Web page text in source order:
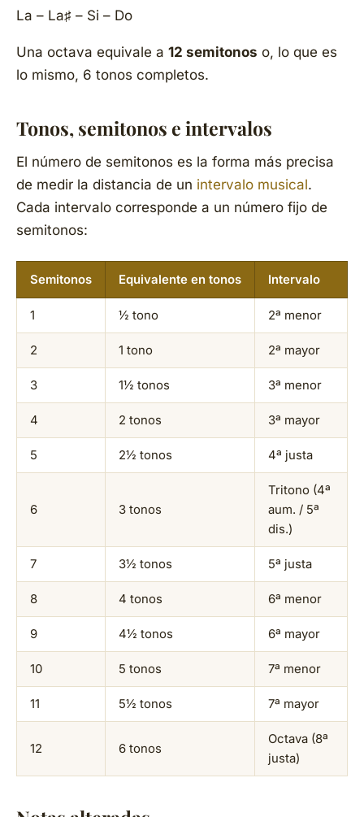
La – La♯ – Si – Do
Una octava equivale a 12 semitonos o, lo que es
lo mismo, 6 tonos completos.
Tonos, semitonos e intervalos
El número de semitonos es la forma más precisa
de medir la distancia de un intervalo musical.
Cada intervalo corresponde a un número fijo de
semitonos:
Semitonos Equivalente en tonos Intervalo
1 ½ tono 2ª menor
2 1 tono 2ª mayor
3 1½ tonos 3ª menor
4 2 tonos 3ª mayor
5 2½ tonos 4ª justa
6 3 tonos
Tritono (4ª
aum. / 5ª
dis.)
7 3½ tonos 5ª justa
8 4 tonos 6ª menor
9 4½ tonos 6ª mayor
10 5 tonos 7ª menor
11 5½ tonos 7ª mayor
12 6 tonos
Octava (8ª
justa)